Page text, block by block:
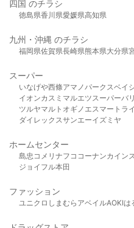
四国 のチラシ
徳島県香川県愛媛県高知県
九州・沖縄 のチラシ
福岡県佐賀県長崎県熊本県大分県
スーパー
いなげや西條アマノパークスベイ
イオンカスミ マルエツスーパーバ
ツルヤマルト オギノ エスマート ラ
ダイレックスサンエーイズミヤ
ホームセンター
島忠 コメリ ナフコ コーナンカイン
ジョイフル本田
ファッション
ユニクロ しまむら アベイルAOKIは